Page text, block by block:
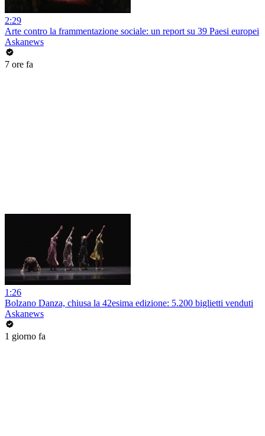
2:29
Arte contro la frammentazione sociale: un report su 39 Paesi europei
Askanews
7 ore fa
1:26
Bolzano Danza, chiusa la 42esima edizione: 5.200 biglietti venduti
Askanews
1 giorno fa